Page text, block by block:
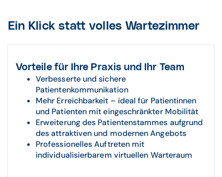
Ein Klick statt volles Wartezimmer
Vorteile für Ihre Praxis und Ihr Team
Verbesserte und sichere
Patientenkommunikation
Mehr Erreichbarkeit – ideal für Patientinnen
und Patienten mit eingeschränkter Mobilität
Erweiterung des Patientenstammes aufgrund
des attraktiven und modernen Angebots
Professionelles Auftreten mit
individualisierbarem virtuellen Warteraum